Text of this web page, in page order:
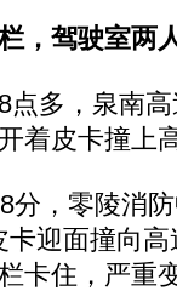
，驾驶室两
，泉南高
着皮卡撞上
，零陵消防
卡迎面撞向
卡住，严重